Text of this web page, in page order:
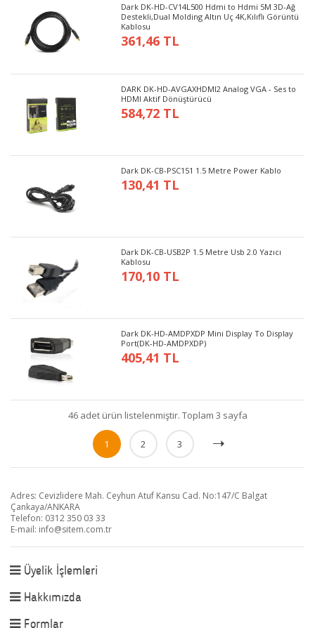
Dark DK-HD-CV14L500 Hdmi to Hdmi 5M 3D-Ağ
Destekli,Dual Molding Altın Uç 4K,Kılıflı Görüntü
Kablosu
361,46 TL
DARK DK-HD-AVGAXHDMI2 Analog VGA - Ses to
HDMI Aktif Dönüştürücü
584,72 TL
Dark DK-CB-PSC151 1.5 Metre Power Kablo
130,41 TL
Dark DK-CB-USB2P 1.5 Metre Usb 2.0 Yazıcı
Kablosu
170,10 TL
Dark DK-HD-AMDPXDP Mini Display To Display
Port(DK-HD-AMDPXDP)
405,41 TL
46 adet ürün listelenmiştir. Toplam 3 sayfa
1 2 3
Adres: Cevizlidere Mah. Ceyhun Atuf Kansu Cad. No:147/C Balgat
Çankaya/ANKARA
Telefon: 0312 350 03 33
E-mail: info@sitem.com.tr
Üyelik İşlemleri
Hakkımızda
Formlar